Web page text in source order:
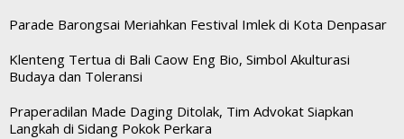
Parade Barongsai Meriahkan Festival Imlek di Kota Denpasar
Klenteng Tertua di Bali Caow Eng Bio, Simbol Akulturasi
Budaya dan Toleransi
Praperadilan Made Daging Ditolak, Tim Advokat Siapkan
Langkah di Sidang Pokok Perkara